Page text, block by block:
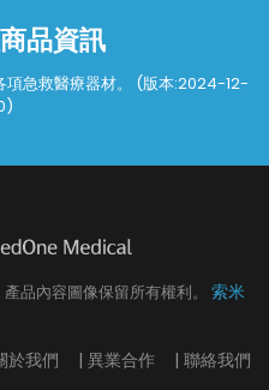
品資訊
項急救醫療器材。 (版本:2024-12-
產品內容圖像保留所有權利。 索米
於我們
| 異業合作 | 聯絡我們